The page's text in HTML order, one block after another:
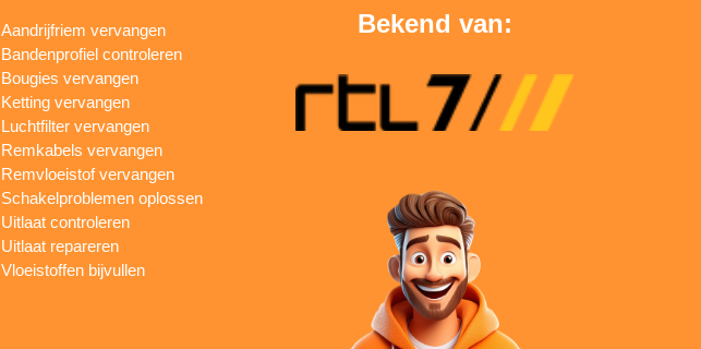
Aandrijfriem vervangen
Bandenprofiel controleren
Bougies vervangen
Ketting vervangen
Luchtfilter vervangen
Remkabels vervangen
Remvloeistof vervangen
Schakelproblemen oplossen
Uitlaat controleren
Uitlaat repareren
Vloeistoffen bijvullen
Bekend van: